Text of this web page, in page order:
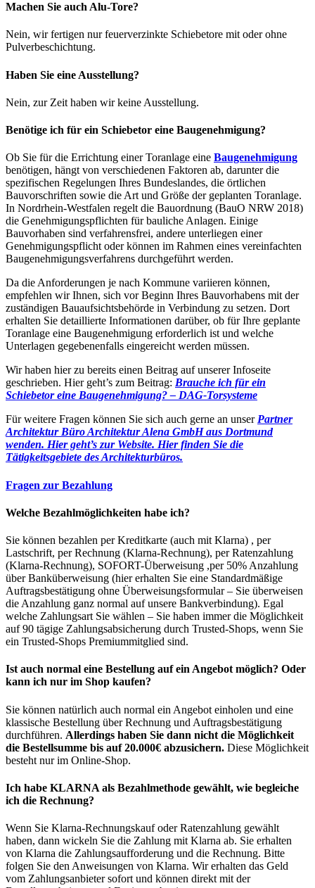
Machen Sie auch Alu-Tore?
Nein, wir fertigen nur feuerverzinkte Schiebetore mit oder ohne
Pulverbeschichtung.
Haben Sie eine Ausstellung?
Nein, zur Zeit haben wir keine Ausstellung.
Benötige ich für ein Schiebetor eine Baugenehmigung?
Ob Sie für die Errichtung einer Toranlage eine Baugenehmigung
benötigen, hängt von verschiedenen Faktoren ab, darunter die
spezifischen Regelungen Ihres Bundeslandes, die örtlichen
Bauvorschriften sowie die Art und Größe der geplanten Toranlage.
In Nordrhein-Westfalen regelt die Bauordnung (BauO NRW 2018)
die Genehmigungspflichten für bauliche Anlagen. Einige
Bauvorhaben sind verfahrensfrei, andere unterliegen einer
Genehmigungspflicht oder können im Rahmen eines vereinfachten
Baugenehmigungsverfahrens durchgeführt werden.
Da die Anforderungen je nach Kommune variieren können,
empfehlen wir Ihnen, sich vor Beginn Ihres Bauvorhabens mit der
zuständigen Bauaufsichtsbehörde in Verbindung zu setzen. Dort
erhalten Sie detaillierte Informationen darüber, ob für Ihre geplante
Toranlage eine Baugenehmigung erforderlich ist und welche
Unterlagen gegebenenfalls eingereicht werden müssen.
Wir haben hier zu bereits einen Beitrag auf unserer Infoseite
geschrieben. Hier geht’s zum Beitrag: Brauche ich für ein
Schiebetor eine Baugenehmigung? – DAG-Torsysteme
Für weitere Fragen können Sie sich auch gerne an unser Partner
Architektur Büro Architektur Alena GmbH aus Dortmund
wenden. Hier geht’s zur Website. Hier finden Sie die
Tätigkeitsgebiete des Architekturbüros.
Fragen zur Bezahlung
Welche Bezahlmöglichkeiten habe ich?
Sie können bezahlen per Kreditkarte (auch mit Klarna) , per
Lastschrift, per Rechnung (Klarna-Rechnung), per Ratenzahlung
(Klarna-Rechnung), SOFORT-Überweisung ,per 50% Anzahlung
über Banküberweisung (hier erhalten Sie eine Standardmäßige
Auftragsbestätigung ohne Überweisungsformular – Sie überweisen
die Anzahlung ganz normal auf unsere Bankverbindung). Egal
welche Zahlungsart Sie wählen – Sie haben immer die Möglichkeit
auf 90 tägige Zahlungsabsicherung durch Trusted-Shops, wenn Sie
ein Trusted-Shops Premiummitglied sind.
Ist auch normal eine Bestellung auf ein Angebot möglich? Oder
kann ich nur im Shop kaufen?
Sie können natürlich auch normal ein Angebot einholen und eine
klassische Bestellung über Rechnung und Auftragsbestätigung
durchführen. Allerdings haben Sie dann nicht die Möglichkeit
die Bestellsumme bis auf 20.000€ abzusichern. Diese Möglichkeit
besteht nur im Online-Shop.
Ich habe KLARNA als Bezahlmethode gewählt, wie begleiche
ich die Rechnung?
Wenn Sie Klarna-Rechnungskauf oder Ratenzahlung gewählt
haben, dann wickeln Sie die Zahlung mit Klarna ab. Sie erhalten
von Klarna die Zahlungsaufforderung und die Rechnung. Bitte
folgen Sie den Anweisungen von Klarna. Wir erhalten das Geld
vom Zahlungsanbieter sofort und können direkt mit der